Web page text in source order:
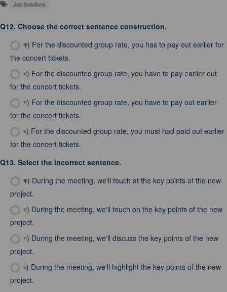
Job Solutions
Q12. Choose the correct sentence construction.
ক) For the discounted group rate, you has to pay out earlier for
the concert tickets.
খ) For the discounted group rate, you have to pay earlier out
for the concert tickets.
গ) For the discounted group rate, you have to pay out earlier
for the concert tickets.
ঘ) For the discounted group rate, you must had paid out earlier
for the concert tickets.
Q13. Select the incorrect sentence.
ক) During the meeting, we'll touch at the key points of the new
project.
খ) During the meeting, we'll touch on the key points of the new
project.
গ) During the meeting, we'll discuss the key points of the new
project.
ঘ) During the meeting, we'll highlight the key points of the new
project.